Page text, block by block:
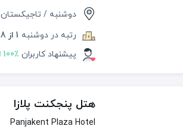
دوشنبه / تاجیکستان
رتبه در دوشنبه 1 از 18 هتل
پیشنهاد کاربران 100٪ از 1 رای
هتل پنجکنت پلازا
Panjakent Plaza Hotel